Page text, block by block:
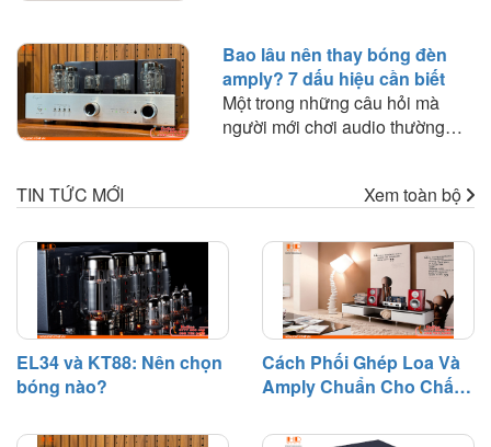
thanh mà bạn trải nghiệm. Trong
bài viết này, HD Audio sẽ chia
sẻ những nguyên tắc quan trọng
và kinh nghiệm thực tế giúp bạn
dàn âm thanh.
Bao lâu nên thay bóng đèn
amply? 7 dấu hiệu cần biết
Một trong những câu hỏi mà
người mới chơi audio thường
nào cần thay bóng đèn?". Trên
kiện có tuổi thọ nhất định và sẽ
dần suy giảm hiệu suất sau một
thời gian hoạt động.
TIN TỨC MỚI Xem toàn bộ
EL34 và KT88: Nên chọn
bóng nào?
Cách Phối Ghép Loa Và
Amply Chuẩn Cho Chất